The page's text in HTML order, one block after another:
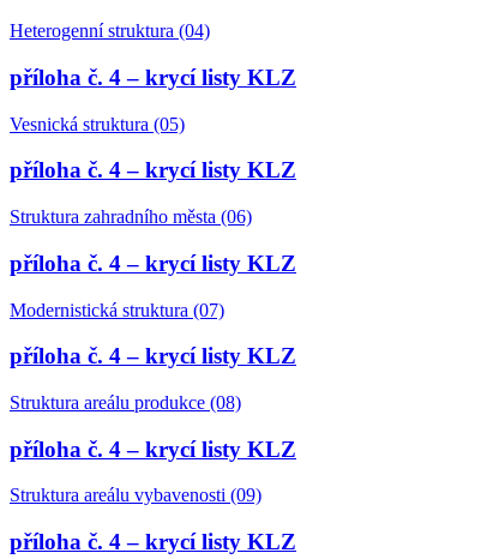
Heterogenní struktura (04)
příloha č. 4 – krycí listy KLZ
Vesnická struktura (05)
příloha č. 4 – krycí listy KLZ
Struktura zahradního města (06)
příloha č. 4 – krycí listy KLZ
Modernistická struktura (07)
příloha č. 4 – krycí listy KLZ
Struktura areálu produkce (08)
příloha č. 4 – krycí listy KLZ
Struktura areálu vybavenosti (09)
příloha č. 4 – krycí listy KLZ